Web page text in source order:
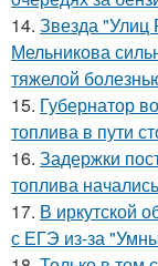
14. Звезда "Улиц
Мельникова
тяжелой
15. Губернатор
топлива в пути
16. Задержки
топлива
17. В иркутской
с ЕГЭ из-за